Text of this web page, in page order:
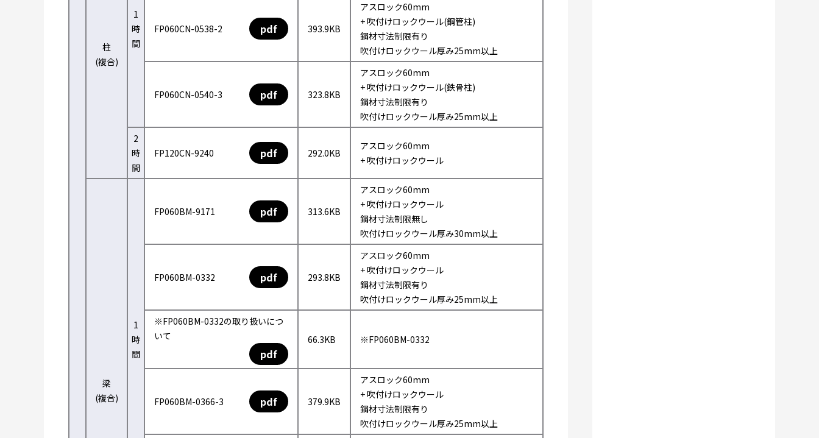
柱
(複合)
1
時
間
FP060CN-0538-2 pdf 393.9KB
アスロック60mm
+ 吹付けロックウール(鋼管柱)
鋼材寸法制限有り
吹付けロックウール厚み25mm以上
FP060CN-0540-3 pdf 323.8KB
アスロック60mm
+ 吹付けロックウール(鉄骨柱)
鋼材寸法制限有り
吹付けロックウール厚み25mm以上
2
時
間
FP120CN-9240 pdf 292.0KB
アスロック60mm
+ 吹付けロックウール
梁
(複合)
1
時
間
FP060BM-9171 pdf 313.6KB
アスロック60mm
+ 吹付けロックウール
鋼材寸法制限無し
吹付けロックウール厚み30mm以上
FP060BM-0332 pdf 293.8KB
アスロック60mm
+ 吹付けロックウール
鋼材寸法制限有り
吹付けロックウール厚み25mm以上
※FP060BM-0332の取り扱いにつ
いて
pdf
66.3KB ※FP060BM-0332
FP060BM-0366-3 pdf 379.9KB
アスロック60mm
+ 吹付けロックウール
鋼材寸法制限有り
吹付けロックウール厚み25mm以上